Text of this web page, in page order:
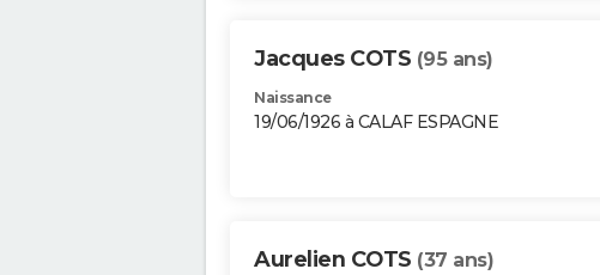
Jacques COTS (95 ans)
Naissance
19/06/1926 à CALAF ESPAGNE
Aurelien COTS (37 ans)